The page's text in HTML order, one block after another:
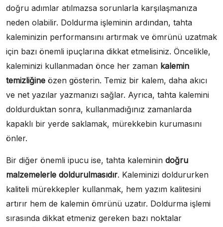
doğru adımlar atılmazsa sorunlarla karşılaşmanıza
neden olabilir. Doldurma işleminin ardından, tahta
kaleminizin performansını artırmak ve ömrünü uzatmak
için bazı önemli ipuçlarına dikkat etmelisiniz. Öncelikle,
kaleminizi kullanmadan önce her zaman kalemin
temizliğine özen gösterin. Temiz bir kalem, daha akıcı
ve net yazılar yazmanızı sağlar. Ayrıca, tahta kalemini
doldurduktan sonra, kullanmadığınız zamanlarda
kapaklı bir yerde saklamak, mürekkebin kurumasını
önler.
Bir diğer önemli ipucu ise, tahta kaleminin doğru
malzemelerle doldurulmasıdır. Kaleminizi doldururken
kaliteli mürekkepler kullanmak, hem yazım kalitesini
artırır hem de kalemin ömrünü uzatır. Doldurma işlemi
sırasında dikkat etmeniz gereken bazı noktalar